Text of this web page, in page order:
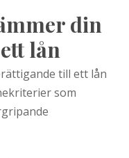
din
lån
till ett lån
som